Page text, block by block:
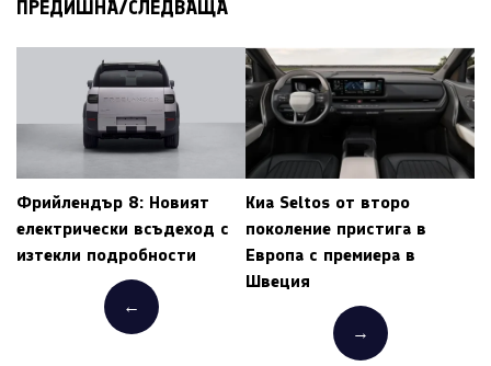
ПРЕДИШНА/СЛЕДВАЩА
Фрийлендър 8: Новият
електрически всъдеход с
изтекли подробности
←
Киа Seltos от второ
поколение пристига в
Европа с премиера в
Швеция
→